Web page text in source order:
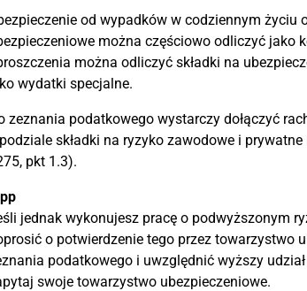
od wypadków w codziennym życiu
można częściowo odliczyć jako
można odliczyć składki na
wydatki specjalne.
zeznania podatkowego wystarczy dołączyć
składki na ryzyko zawodowe i
pkt 1.3).
jednak wykonujesz pracę o podwyższonym
o potwierdzenie tego przez towarzystwo
podatkowego i uwzględnić wyższy
swoje towarzystwo ubezpieczeniowe.